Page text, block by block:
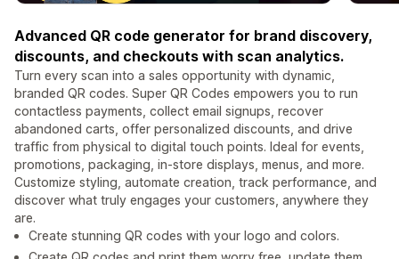
Advanced QR code generator for brand discovery,
discounts, and checkouts with scan analytics.
Turn every scan into a sales opportunity with dynamic,
branded QR codes. Super QR Codes empowers you to run
contactless payments, collect email signups, recover
abandoned carts, offer personalized discounts, and drive
traffic from physical to digital touch points. Ideal for events,
promotions, packaging, in-store displays, menus, and more.
Customize styling, automate creation, track performance, and
discover what truly engages your customers, anywhere they
are.
Create stunning QR codes with your logo and colors.